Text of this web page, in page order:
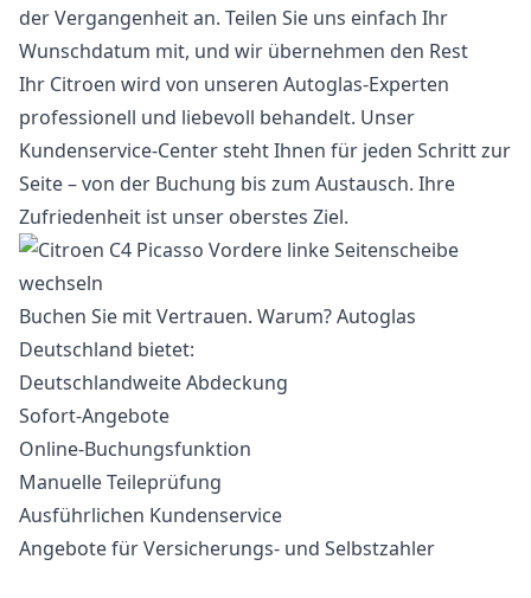
der Vergangenheit an. Teilen Sie uns einfach Ihr
Wunschdatum mit, und wir übernehmen den Rest
Ihr Citroen wird von unseren Autoglas-Experten
professionell und liebevoll behandelt. Unser
Kundenservice-Center steht Ihnen für jeden Schritt zur
Seite – von der Buchung bis zum Austausch. Ihre
Zufriedenheit ist unser oberstes Ziel.
Buchen Sie mit Vertrauen. Warum? Autoglas
Deutschland bietet:
Deutschlandweite Abdeckung
Sofort-Angebote
Online-Buchungsfunktion
Manuelle Teileprüfung
Ausführlichen Kundenservice
Angebote für Versicherungs- und Selbstzahler